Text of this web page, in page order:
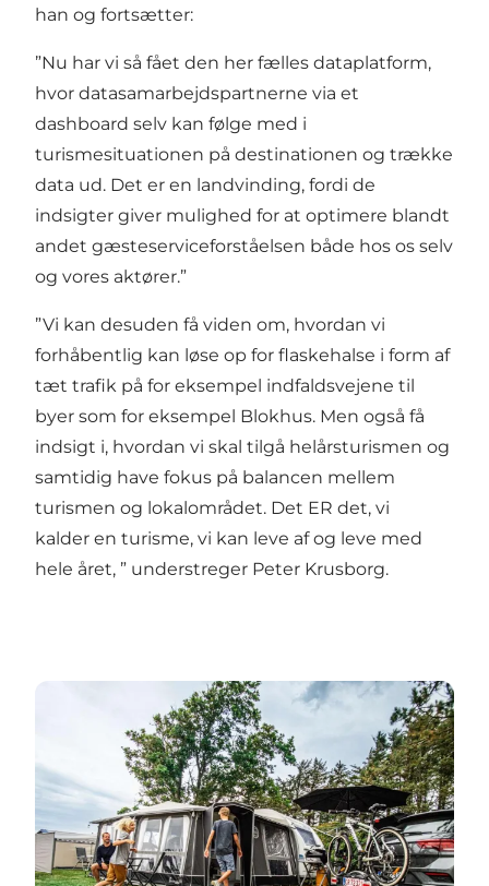
han og fortsætter:
”Nu har vi så fået den her fælles dataplatform,
hvor datasamarbejdspartnerne via et
dashboard selv kan følge med i
turismesituationen på destinationen og trække
data ud. Det er en landvinding, fordi de
indsigter giver mulighed for at optimere blandt
andet gæsteserviceforståelsen både hos os selv
og vores aktører.”
”Vi kan desuden få viden om, hvordan vi
forhåbentlig kan løse op for flaskehalse i form af
tæt trafik på for eksempel indfaldsvejene til
byer som for eksempel Blokhus. Men også få
indsigt i, hvordan vi skal tilgå helårsturismen og
samtidig have fokus på balancen mellem
turismen og lokalområdet. Det ER det, vi
kalder en turisme, vi kan leve af og leve med
hele året, ” understreger Peter Krusborg.